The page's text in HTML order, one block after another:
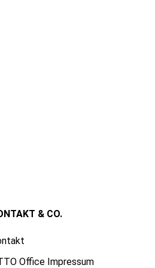
& CO.
Office Impressum